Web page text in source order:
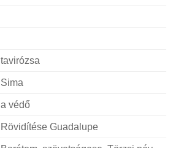
tavirózsa
Sima
a védő
Rövidítése Guadalupe